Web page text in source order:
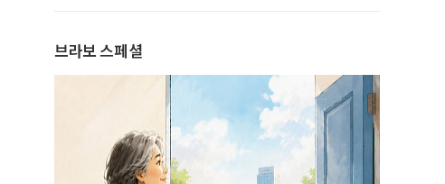
브라보 스페셜